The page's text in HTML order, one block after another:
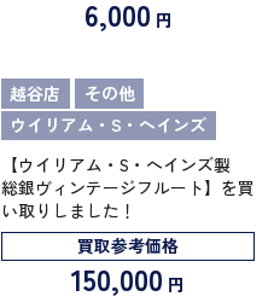
6,000 円
越谷店
その他
ウイリアム・S・ヘインズ
【ウイリアム・S・ヘインズ製
総銀ヴィンテージフルート】を買
い取りしました！
買取参考価格
150,000 円